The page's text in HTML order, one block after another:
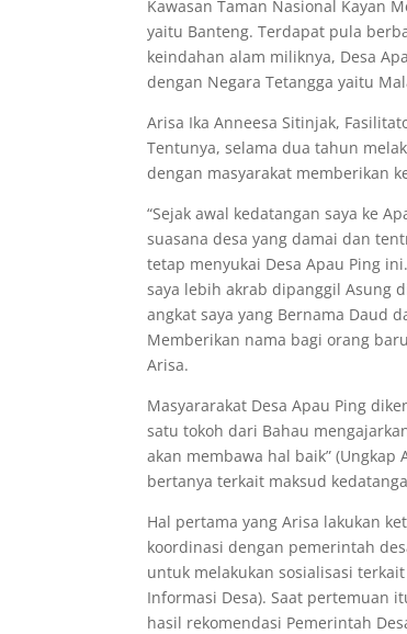
b
o
o
k
A
p
p
n
g
er
Kawasan Taman Nasional Kayan
yaitu Banteng. Terdapat pula
keindahan alam miliknya, Desa
dengan Negara Tetangga yaitu
Arisa Ika Anneesa Sitinjak,
Tentunya, selama dua tahun
dengan masyarakat memberikan
“Sejak awal kedatangan saya ke
suasana desa yang damai dan
tetap menyukai Desa Apau Ping
saya lebih akrab dipanggil Asung
angkat saya yang Bernama Daud
Memberikan nama bagi orang
Arisa.
Masyararakat Desa Apau Ping
satu tokoh dari Bahau
akan membawa hal baik”
bertanya terkait maksud
Hal pertama yang Arisa lakukan
koordinasi dengan pemerintah
untuk melakukan sosialisasi
Informasi Desa). Saat pertemuan
hasil rekomendasi Pemerintah